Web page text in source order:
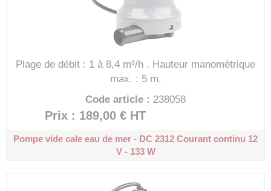
Plage de débit : 1 à 8,4 m³/h . Hauteur manométrique
max. : 5 m.
Code article : 238058
Prix : 189,00 € HT
Pompe vide cale eau de mer - DC 2312 Courant continu 12
V - 133 W